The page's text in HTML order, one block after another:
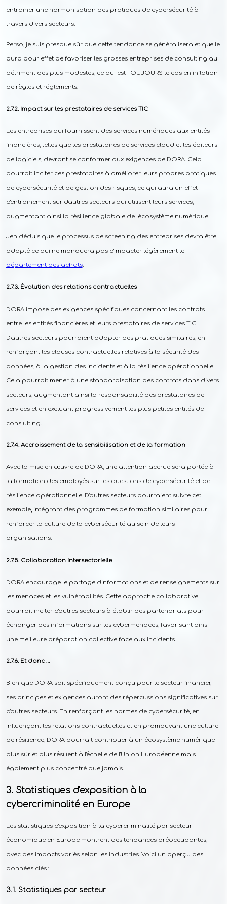
entraîner une harmonisation des pratiques de cybersécurité à
travers divers secteurs.
Perso, je suis presque sûr que cette tendance se généralisera et qu'elle
aura pour effet de favoriser les grosses entreprises de consulting au
détriment des plus modestes, ce qui est TOUJOURS le cas en inflation
de règles et réglements.
Impact sur les prestataires de services TIC
Les entreprises qui fournissent des services numériques aux entités
financières, telles que les prestataires de services cloud et les éditeurs
de logiciels, devront se conformer aux exigences de DORA. Cela
pourrait inciter ces prestataires à améliorer leurs propres pratiques
de cybersécurité et de gestion des risques, ce qui aura un effet
d'entraînement sur d'autres secteurs qui utilisent leurs services,
augmentant ainsi la résilience globale de l'écosystème numérique.
J'en déduis que le processus de screening des entreprises devra être
adapté ce qui ne manquera pas d'impacter légèrement le
département des achats.
Évolution des relations contractuelles
DORA impose des exigences spécifiques concernant les contrats
entre les entités financières et leurs prestataires de services TIC.
D'autres secteurs pourraient adopter des pratiques similaires, en
renforçant les clauses contractuelles relatives à la sécurité des
données, à la gestion des incidents et à la résilience opérationnelle.
Cela pourrait mener à une standardisation des contrats dans divers
secteurs, augmentant ainsi la responsabilité des prestataires de
services et en excluant progressivement les plus petites entités de
consiulting.
Accroissement de la sensibilisation et de la formation
Avec la mise en œuvre de DORA, une attention accrue sera portée à
la formation des employés sur les questions de cybersécurité et de
résilience opérationnelle. D'autres secteurs pourraient suivre cet
exemple, intégrant des programmes de formation similaires pour
renforcer la culture de la cybersécurité au sein de leurs
organisations.
Collaboration intersectorielle
DORA encourage le partage d'informations et de renseignements sur
les menaces et les vulnérabilités. Cette approche collaborative
pourrait inciter d'autres secteurs à établir des partenariats pour
échanger des informations sur les cybermenaces, favorisant ainsi
une meilleure préparation collective face aux incidents.
Et donc …
Bien que DORA soit spécifiquement conçu pour le secteur financier,
ses principes et exigences auront des répercussions significatives sur
d'autres secteurs. En renforçant les normes de cybersécurité, en
influençant les relations contractuelles et en promouvant une culture
de résilience, DORA pourrait contribuer à un écosystème numérique
plus sûr et plus résilient à l'échelle de l'Union Européenne mais
également plus concentré que jamais.
Statistiques d'exposition à la
cybercriminalité en Europe
Les statistiques d'exposition à la cybercriminalité par secteur
économique en Europe montrent des tendances préoccupantes,
avec des impacts variés selon les industries. Voici un aperçu des
données clés :
Statistiques par secteur